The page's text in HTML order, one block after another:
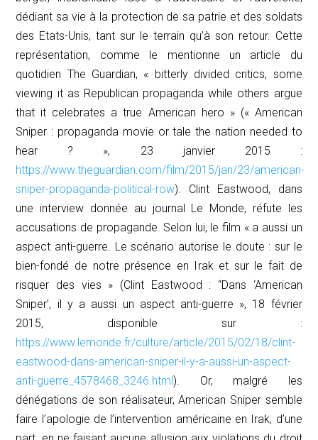
dédiant sa vie à la protection de sa patrie et des soldats
des Etats-Unis, tant sur le terrain qu’à son retour. Cette
représentation, comme le mentionne un article du
quotidien The Guardian, « bitterly divided critics, some
viewing it as Republican propaganda while others argue
that it celebrates a true American hero » (« American
Sniper : propaganda movie or tale the nation needed to
hear ? », 23 janvier 2015 :
https://www.theguardian.com/film/2015/jan/23/american-
sniper-propaganda-political-row). Clint Eastwood, dans
une interview donnée au journal Le Monde, réfute les
accusations de propagande. Selon lui, le film « a aussi un
aspect anti-guerre. Le scénario autorise le doute : sur le
bien-fondé de notre présence en Irak et sur le fait de
risquer des vies » (Clint Eastwood : ‘‘Dans ‘American
Sniper’, il y a aussi un aspect anti-guerre », 18 février
2015, disponible sur :
https://www.lemonde.fr/culture/article/2015/02/18/clint-
eastwood-dans-american-sniper-il-y-a-aussi-un-aspect-
anti-guerre_4578468_3246.html). Or, malgré les
dénégations de son réalisateur,American Snipersemble
faire l’apologie de l’intervention américaine en Irak, d’une